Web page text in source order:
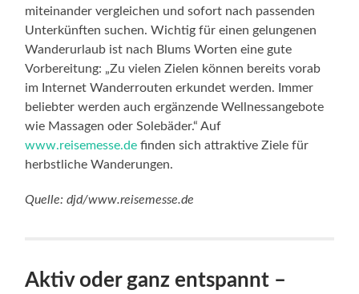
miteinander vergleichen und sofort nach passenden
Unterkünften suchen. Wichtig für einen gelungenen
Wanderurlaub ist nach Blums Worten eine gute
Vorbereitung: „Zu vielen Zielen können bereits vorab
im Internet Wanderrouten erkundet werden. Immer
beliebter werden auch ergänzende Wellnessangebote
wie Massagen oder Solebäder.“ Auf
www.reisemesse.de finden sich attraktive Ziele für
herbstliche Wanderungen.
Quelle: djd/www.reisemesse.de
Aktiv oder ganz entspannt –